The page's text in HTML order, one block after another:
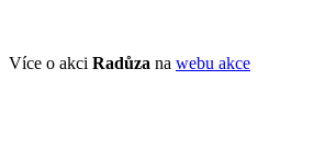
Více o akci Radůza na webu akce